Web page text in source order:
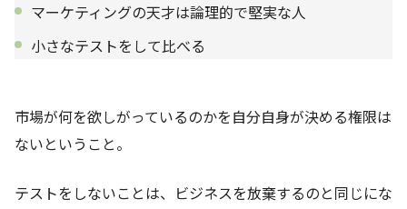
マーケティングの天才は論理的で堅実な人
小さなテストをして比べる
市場が何を欲しがっているのかを自分自身が決める権限は
ないということ。
テストをしないことは、ビジネスを放棄するのと同じにな